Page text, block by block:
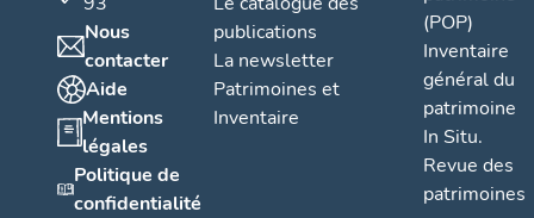
Nous
contacter
Aide
Mentions
légales
Politique de
confidentialité
publications
La newsletter
Patrimoines et
Inventaire
(POP)
Inventaire
général du
patrimoine
In Situ.
Revue des
patrimoines